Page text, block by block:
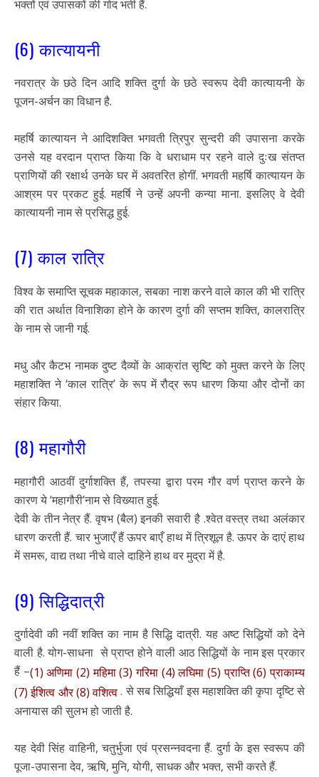
भक्तों एवं उपासकों की गोद भर्ती हैं.
(6) कात्यायनी
नवरात्र के छठे दिन आदि शक्ति दुर्गा के छठे स्वरूप देवी कात्यायनी के
पूजन-अर्चन का विधान है.
महर्षि कात्यायन ने आदिशक्ति भगवती त्रिपुर सुन्दरी की उपासना करके
उनसे यह वरदान प्राप्त किया कि वे धराधाम पर रहने वाले दुःख संतप्त
प्राणियों की रक्षार्थ उनके घर में अवतरित होगीं. भगवती महर्षि कात्यायन के
आश्रम पर प्रकट हुई. महर्षि ने उन्हें अपनी कन्या माना. इसलिए वे देवी
कात्यायनी नाम से प्रसिद्ध हुई.
(7) काल रात्रि
विश्व के समाप्ति सूचक महाकाल, सबका नाश करने वाले काल की भी रात्रि
की रात अर्थात विनाशिका होने के कारण दुर्गा की सप्तम शक्ति, कालरात्रि
के नाम से जानी गई.
मधु और कैटभ नामक दुष्ट दैव्यों के आक्रांत सृष्टि को मुक्त करने के लिए
महाशक्ति ने ‘काल रात्रि’ के रूप में रौद्र रूप धारण किया और दोनों का
संहार किया.
(8) महागौरी
महागौरी आठवीं दुर्गाशक्ति हैं, तपस्या द्वारा परम गौर वर्ण प्राप्त करने के
कारण ये ‘महागौरी’नाम से विख्यात हुई.
देवी के तीन नेत्र हैं. वृषभ (बैल) इनकी सवारी है .श्वेत वस्त्र तथा अलंकार
धारण करती हैं. चार भुजाएँ हैं ऊपर बाएँ हाथ में त्रिशूल है. ऊपर के दाएं हाथ
में समरू, वाद्य तथा नीचे वाले दाहिने हाथ वर मुद्रा में है.
(9) सिद्धिदात्री
दुर्गादेवी की नवीं शक्ति का नाम है सिद्धि दात्री. यह अष्ट सिद्धियों को देने
वाली है. योग-साधना से प्राप्त होने वाली आठ सिद्धियों के नाम इस प्रकार
हैं –(1) अणिमा (2) महिमा (3) गरिमा (4) लघिमा (5) प्राप्ति (6) प्राकाम्य
(7) ईशित्व और (8) वशित्व. से सब सिद्धियाँ इस महाशक्ति की कृपा दृष्टि से
अनायास की सुलभ हो जाती है.
यह देवी सिंह वाहिनी, चतुर्भुजा एवं प्रसन्नवदना हैं. दुर्गा के इस स्वरूप की
पूजा-उपासना देव, ऋषि, मुनि, योगी, साधक और भक्त, सभी करते हैं.